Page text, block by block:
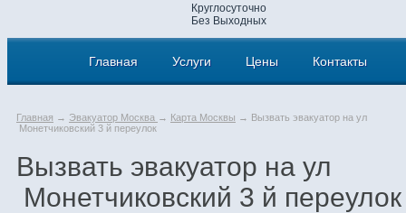
Круглосуточно
Без Выходных
Главная Услуги Цены Контакты
Главная → Эвакуатор Москва → Карта Москвы → Вызвать эвакуатор на ул
Монетчиковский 3 й переулок
Вызвать эвакуатор на ул
Монетчиковский 3 й переулок